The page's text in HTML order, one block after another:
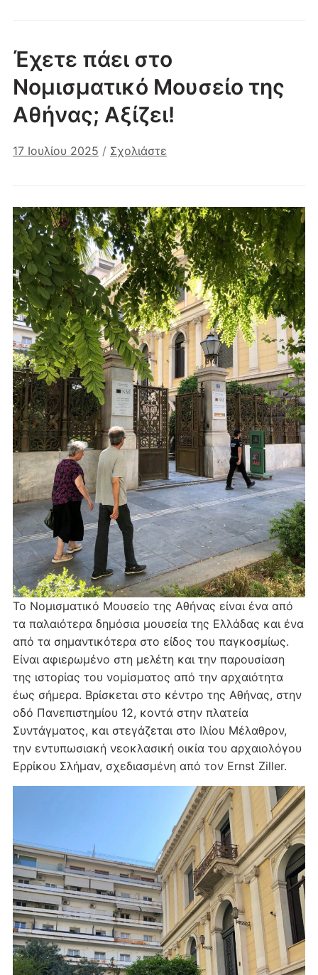
Έχετε πάει στο
Νομισματικό Μουσείο της
Αθήνας; Αξίζει!
17 Ιουλίου 2025 / Σχολιάστε
Το Νομισματικό Μουσείο της Αθήνας είναι ένα από
τα παλαιότερα δημόσια μουσεία της Ελλάδας και ένα
από τα σημαντικότερα στο είδος του παγκοσμίως.
Είναι αφιερωμένο στη μελέτη και την παρουσίαση
της ιστορίας του νομίσματος από την αρχαιότητα
έως σήμερα. Βρίσκεται στο κέντρο της Αθήνας, στην
οδό Πανεπιστημίου 12, κοντά στην πλατεία
Συντάγματος, και στεγάζεται στο Ιλίου Μέλαθρον,
την εντυπωσιακή νεοκλασική οικία του αρχαιολόγου
Ερρίκου Σλήμαν, σχεδιασμένη από τον Ernst Ziller.